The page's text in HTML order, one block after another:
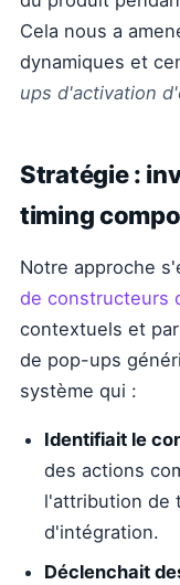
Cela nous a
dynamiques et
ups d'activation
Stratégie :
timing
Notre approche
de constructeurs
contextuels et
de pop-ups
système qui :
Identifiait le
des actions
l'attribution de
d'intégration.
Déclenchait